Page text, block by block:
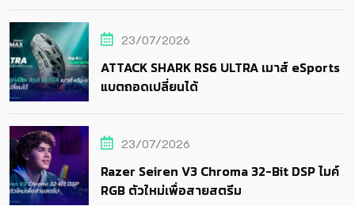
23/07/2026
ATTACK SHARK RS6 ULTRA เมาส์ eSports
แบตถอดเปลี่ยนได้
23/07/2026
Razer Seiren V3 Chroma 32-Bit DSP ไมค์
RGB ตัวใหม่เพื่อสายสตรีม